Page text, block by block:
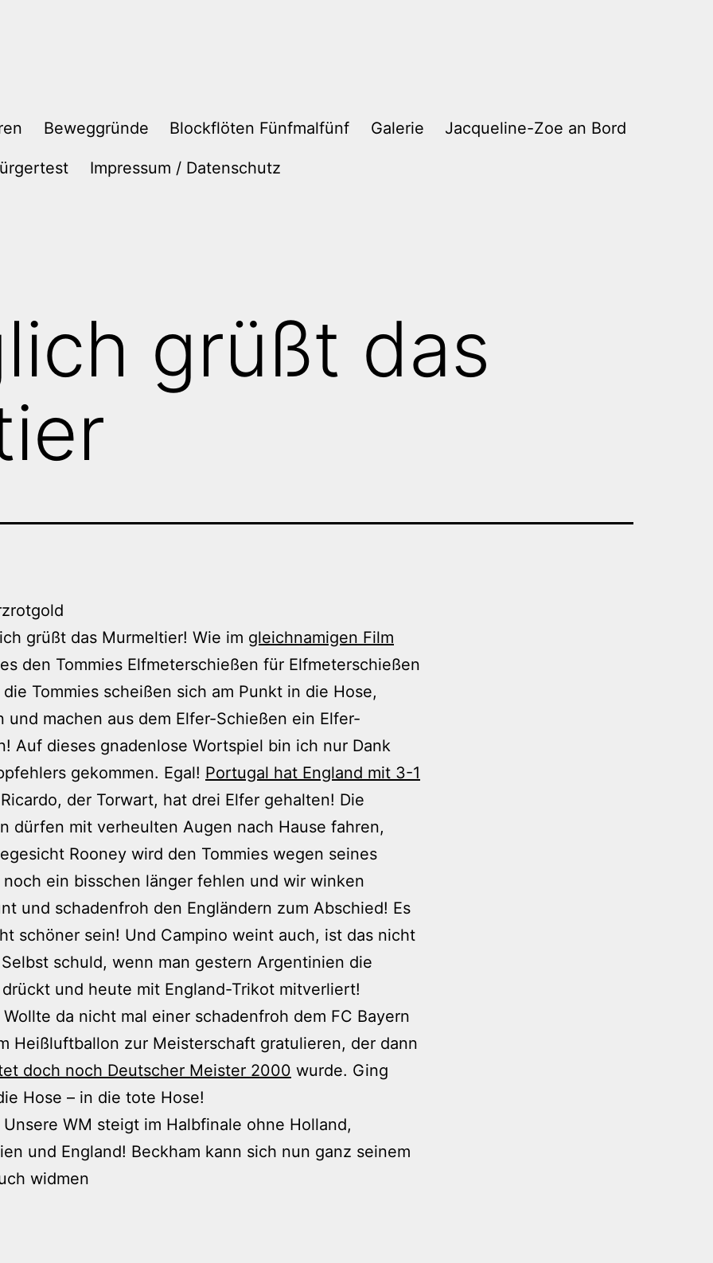
Beweggründe Blockflöten Fünfmalfünf Galerie Jacqueline-Zoe an Bord
Impressum / Datenschutz
grüßt das
grüßt das Murmeltier! Wie im gleichnamigen Film
den Tommies Elfmeterschießen für Elfmeterschießen
Tommies scheißen sich am Punkt in die Hose,
und machen aus dem Elfer-Schießen ein Elfer-
Auf dieses gnadenlose Wortspiel bin ich nur Dank
gekommen. Egal! Portugal hat England mit 3-1
der Torwart, hat drei Elfer gehalten! Die
dürfen mit verheulten Augen nach Hause fahren,
Rooney wird den Tommies wegen seines
ein bisschen länger fehlen und wir winken
und schadenfroh den Engländern zum Abschied! Es
schöner sein! Und Campino weint auch, ist das nicht
schuld, wenn man gestern Argentinien die
drückt und heute mit England-Trikot mitverliert!
da nicht mal einer schadenfroh dem FC Bayern
Heißluftballon zur Meisterschaft gratulieren, der dann
doch noch Deutscher Meister 2000 wurde. Ging
Hose – in die tote Hose!
WM steigt im Halbfinale ohne Holland,
und England! Beckham kann sich nun ganz seinem
widmen